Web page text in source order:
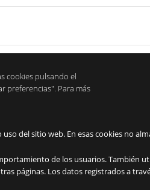
cookies pulsando el
preferencias". Para más
del sitio web. En esas cookies no
de los usuarios. También
páginas. Los datos registrados a